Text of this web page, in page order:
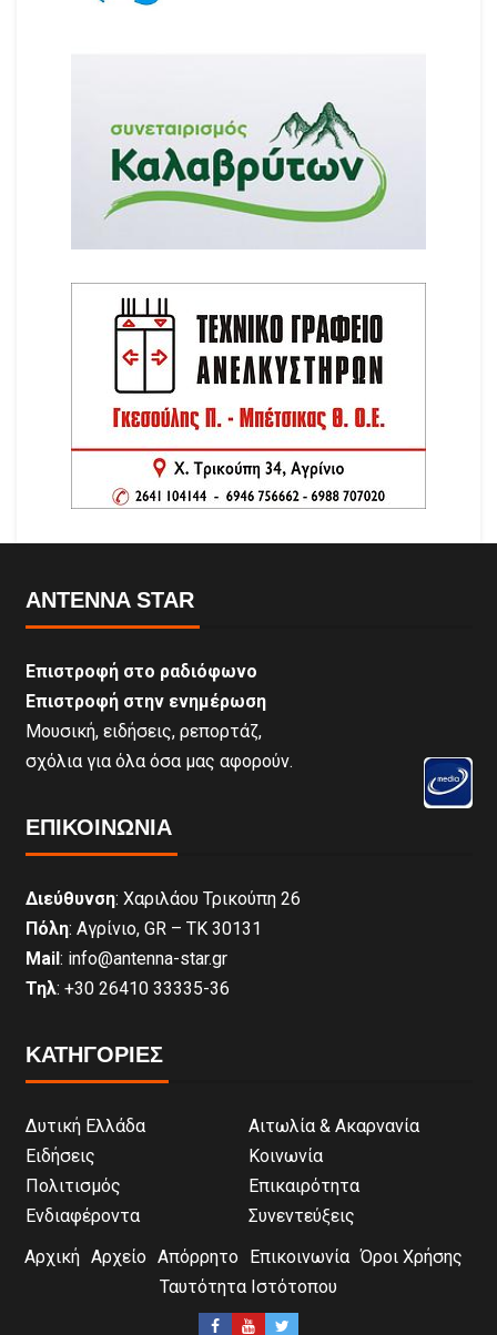
ANTENNA STAR
Επιστροφή στο ραδιόφωνο
Επιστροφή στην ενημέρωση
Μουσική, ειδήσεις, ρεπορτάζ,
σχόλια για όλα όσα μας αφορούν.
ΕΠΙΚΟΙΝΩΝΊΑ
Διεύθυνση: Χαριλάου Τρικούπη 26
Πόλη: Αγρίνιο, GR – ΤΚ 30131
Mail: info@antenna-star.gr
Τηλ: +30 26410 33335-36
ΚΑΤΗΓΟΡΙΕΣ
Δυτική Ελλάδα
Αιτωλία & Ακαρνανία
Ειδήσεις
Κοινωνία
Πολιτισμός
Επικαιρότητα
Ενδιαφέροντα
Συνεντεύξεις
Αρχική Αρχείο Απόρρητο Επικοινωνία Όροι Χρήσης
Ταυτότητα Ιστότοπου